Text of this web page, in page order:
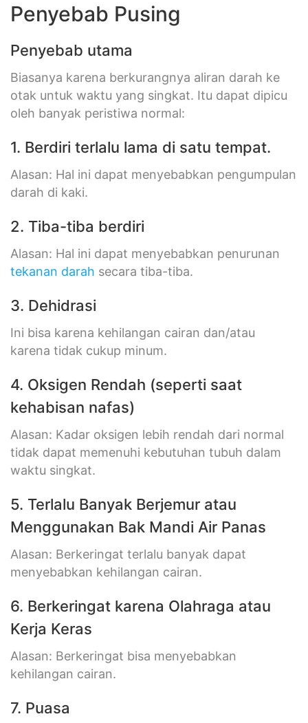
Penyebab Pusing
Penyebab utama
Biasanya karena berkurangnya aliran darah ke
otak untuk waktu yang singkat. Itu dapat dipicu
oleh banyak peristiwa normal:
1. Berdiri terlalu lama di satu tempat.
Alasan: Hal ini dapat menyebabkan pengumpulan
darah di kaki.
2. Tiba-tiba berdiri
Alasan: Hal ini dapat menyebabkan penurunan
tekanan darah secara tiba-tiba.
3. Dehidrasi
Ini bisa karena kehilangan cairan dan/atau
karena tidak cukup minum.
4. Oksigen Rendah (seperti saat
kehabisan nafas)
Alasan: Kadar oksigen lebih rendah dari normal
tidak dapat memenuhi kebutuhan tubuh dalam
waktu singkat.
5. Terlalu Banyak Berjemur atau
Menggunakan Bak Mandi Air Panas
Alasan: Berkeringat terlalu banyak dapat
menyebabkan kehilangan cairan.
6. Berkeringat karena Olahraga atau
Kerja Keras
Alasan: Berkeringat bisa menyebabkan
kehilangan cairan.
7. Puasa